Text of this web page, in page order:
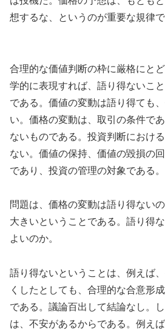
想するな、というのが重要な規律で
合理的な価値判断の枠に厳格にと
学的に表現すれば、語り得ないこ
である。価値の変動は語り得ても
い。価格の変動は、取引の条件で
ないものである。投資判断におけ
ない。価値の保持、価値の毀損の
であり、投資の管理の対象である。
問題は、価格の変動は語り得ない
大きいということである。語り得
よいのか。
語り得ないということは、例えば
くしたとしても、合理的な合意形
である。議論百出して結論なし。
は、不安があるからである。例え